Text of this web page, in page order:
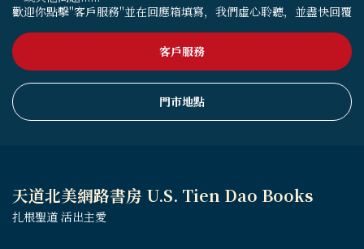
歡迎你點擊"客戶服務"並在回應箱填寫，我們虛心聆聽，並盡快回覆
客戶服務
門市地點
天道北美網路書房 U.S. Tien Dao Books
扎根聖道 活出主愛